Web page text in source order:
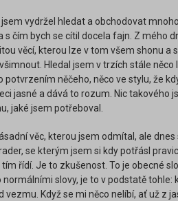
vydržel hledat a obchodovat
s čím bych se cítil docela fajn. Z mého
věcí, kterou lze v tom všem shonu a
Hledal jsem v trzích stále něco
potvrzením něčeho, něco ve stylu, že
jasné a dává to rozum. Nic takového
jaké jsem potřeboval.
věc, kterou jsem odmítal, ale
se kterým jsem si kdy potřásl
řídí. Je to zkušenost. To je obecné
slovy, je to v podstatě tohle:
vezmu. Když se mi něco nelíbí, ať už z